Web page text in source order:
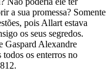
a sua promessa? Somente
pois Allart estava
os seus segredos.
Gaspard Alexandre
os enterros no